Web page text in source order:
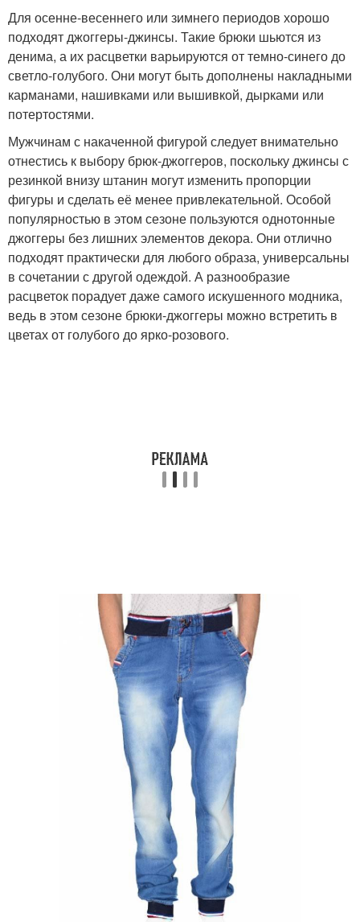
Для осенне-весеннего или зимнего периодов хорошо
подходят джоггеры-джинсы. Такие брюки шьются из
денима, а их расцветки варьируются от темно-синего до
светло-голубого. Они могут быть дополнены накладными
карманами, нашивками или вышивкой, дырками или
потертостями.
Мужчинам с накаченной фигурой следует внимательно
отнестись к выбору брюк-джоггеров, поскольку джинсы с
резинкой внизу штанин могут изменить пропорции
фигуры и сделать её менее привлекательной. Особой
популярностью в этом сезоне пользуются однотонные
джоггеры без лишних элементов декора. Они отлично
подходят практически для любого образа, универсальны
в сочетании с другой одеждой. А разнообразие
расцветок порадует даже самого искушенного модника,
ведь в этом сезоне брюки-джоггеры можно встретить в
цветах от голубого до ярко-розового.